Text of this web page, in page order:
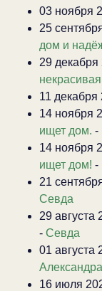
03 ноября
25
дом и
29 декабря
11 декабря
14 ноября
ищет дом. -
14 ноября
ищет дом! -
21
Севда
29 августа
- Севда
01 августа
Александра
16 июля